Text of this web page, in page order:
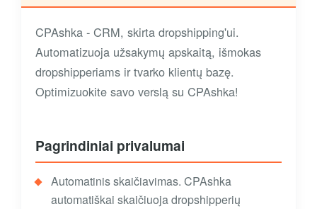
CPAshka - CRM, skirta dropshipping'ui.
Automatizuoja užsakymų apskaitą, išmokas
dropshipperiams ir tvarko klientų bazę.
Optimizuokite savo verslą su CPAshka!
Pagrindiniai privalumai
Automatinis skaičiavimas. CPAshka
automatiškai skaičiuoja dropshipperių